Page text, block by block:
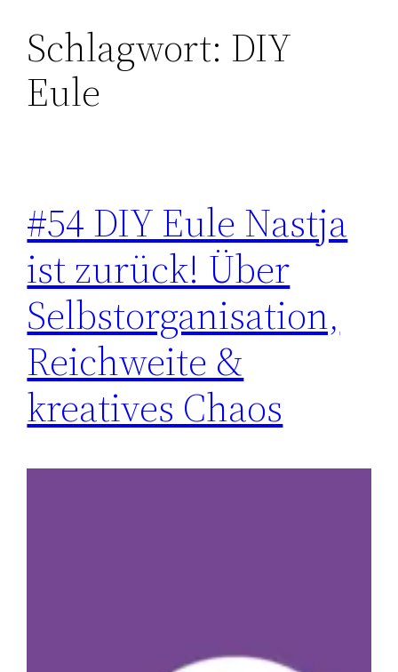
Zum
Inhalt
springen
Schlagwort: DIY
Eule
#54 DIY Eule Nastja
ist zurück! Über
Selbstorganisation,
Reichweite &
kreatives Chaos